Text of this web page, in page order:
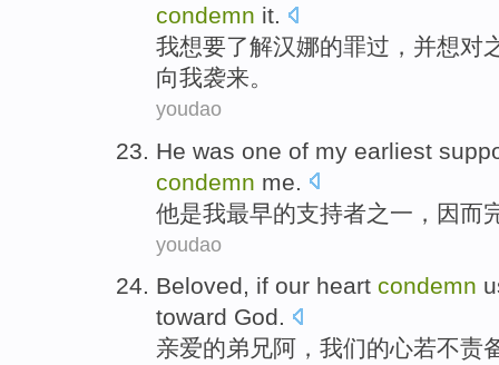
condemn it.
我想要了解汉娜的罪过 ， 并想对
向我袭来。
youdao
He was one of my earliest
condemn me
他是我最早的支持者之一，因而
youdao
Beloved, if our heart condemn
toward God.
亲爱的弟兄阿 ， 我们的心若不责